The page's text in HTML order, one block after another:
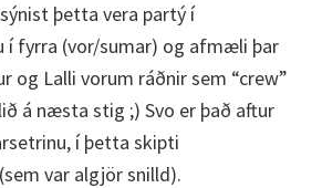
þetta vera partý í
í fyrra (vor/sumar) og afmæli þar
og Lalli vorum ráðnir sem “crew”
á næsta stig ;) Svo er það aftur
í þetta skipti
var algjör snilld).